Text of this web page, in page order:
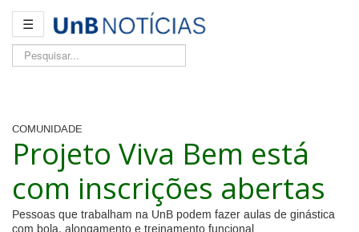
☰
Pesquisar...
COMUNIDADE
Projeto Viva Bem está
com inscrições abertas
Pessoas que trabalham na UnB podem fazer aulas de ginástica